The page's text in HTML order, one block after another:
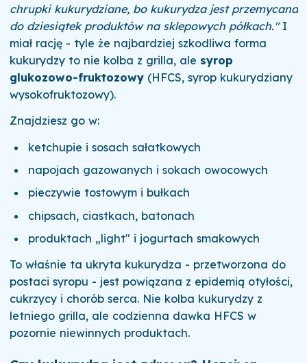
chrupki kukurydziane, bo kukurydza jest przemycana
do dziesiątek produktów na sklepowych półkach."I
miał rację - tyle że najbardziej szkodliwa forma
kukurydzy to nie kolba z grilla, ale syrop
glukozowo-fruktozowy(HFCS, syrop kukurydziany
wysokofruktozowy).
Znajdziesz go w:
ketchupie i sosach sałatkowych
napojach gazowanych i sokach owocowych
pieczywie tostowym i bułkach
chipsach, ciastkach, batonach
produktach „light" i jogurtach smakowych
To właśnie ta ukryta kukurydza - przetworzona do
postaci syropu - jest powiązana z epidemią otyłości,
cukrzycy i chorób serca. Nie kolba kukurydzy z
letniego grilla, ale codzienna dawka HFCS w
pozornie niewinnych produktach.